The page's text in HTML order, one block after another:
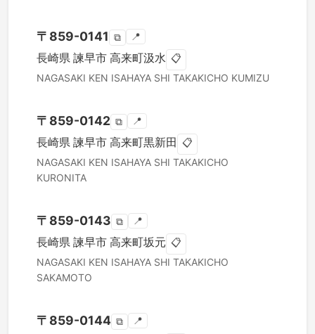
〒 859-0141 ⧉ 📍
長崎県 諫早市 高来町汲水 📋
NAGASAKI KEN ISAHAYA SHI TAKAKICHO KUMIZU
〒 859-0142 ⧉ 📍
長崎県 諫早市 高来町黒新田 📋
NAGASAKI KEN ISAHAYA SHI TAKAKICHO
KURONITA
〒 859-0143 ⧉ 📍
長崎県 諫早市 高来町坂元 📋
NAGASAKI KEN ISAHAYA SHI TAKAKICHO
SAKAMOTO
〒 859-0144 ⧉ 📍